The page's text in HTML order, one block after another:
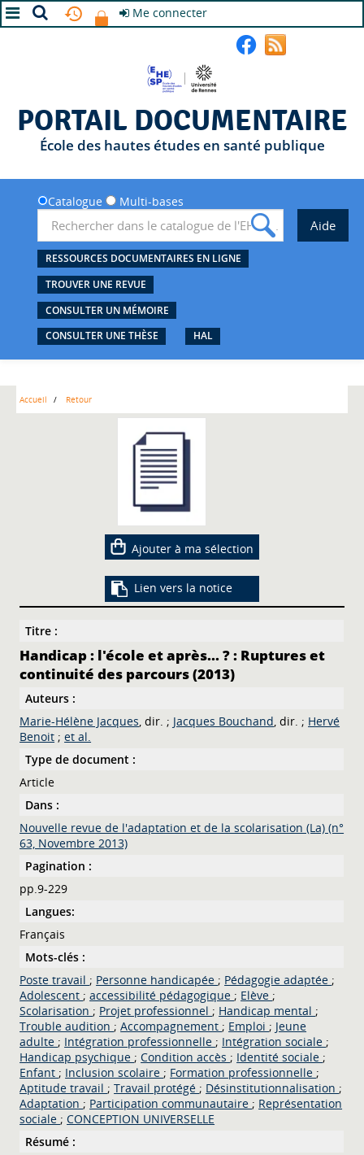
Me connecter
PORTAIL DOCUMENTAIRE
École des hautes études en santé publique
Catalogue Multi-bases
RESSOURCES DOCUMENTAIRES EN LIGNE
TROUVER UNE REVUE
CONSULTER UN MÉMOIRE
CONSULTER UNE THÈSE
HAL
Accueil Retour
Ajouter à ma sélection
Lien vers la notice
Titre :
Handicap : l'école et après... ? : Ruptures et
continuité des parcours (2013)
Auteurs :
Marie-Hélène Jacques
, dir. ; Jacques Bouchand , dir. ; Hervé
Benoit ;et al.
Type de document :
Article
Dans :
Nouvelle revue de l'adaptation et de la scolarisation (La) (n°
63, Novembre 2013)
Pagination :
pp.9-229
Langues:
Français
Mots-clés :
Poste travail ; Personne handicapée ; Pédagogie adaptée ;
Adolescent ; accessibilité pédagogique ; Elève ;
Scolarisation ; Projet professionnel ; Handicap mental ;
Trouble audition ; Accompagnement ; Emploi ; Jeune
adulte ; Intégration professionnelle ; Intégration sociale ;
Handicap psychique ; Condition accès ; Identité sociale ;
Enfant ; Inclusion scolaire ; Formation professionnelle ;
Aptitude travail ; Travail protégé ; Désinstitutionnalisation ;
Adaptation ; Participation communautaire ; Représentation
sociale ; CONCEPTION UNIVERSELLE
Résumé :